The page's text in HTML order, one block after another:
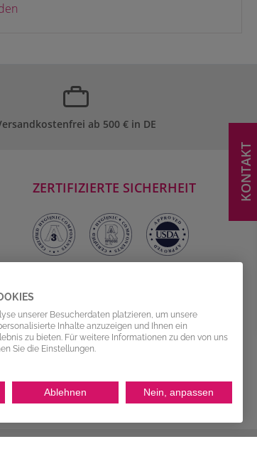
ab 500 € in DE
ZERTIFIZIERTE SICHERHEIT KONTAKT
unserer Besucherdaten platzieren, um unsere
Inhalte anzuzeigen und Ihnen ein
zu bieten. Für weitere Informationen zu den von uns
Sie die Einstellungen.
Ablehnen Nein, anpassen